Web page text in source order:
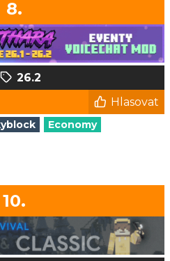
8.
26.2
Hlasovat
Economy
10.